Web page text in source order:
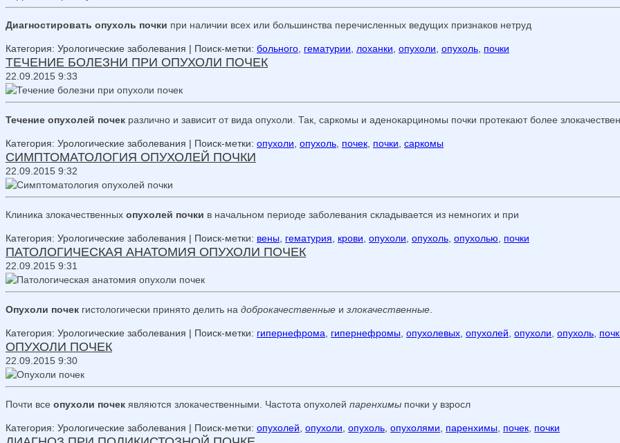
Диагностировать опухоль почки при наличии всех или большинства перечисленных ведущих признаков нетруд
Категория: Урологические заболевания | Поиск-метки: больного гематурии лоханки опухоли опухоль почки
ТЕЧЕНИЕ БОЛЕЗНИ ПРИ ОПУХОЛИ ПОЧЕК
22.09.2015 9:33
Течение опухолей почек различно и зависит от вида опухоли. Так, саркомы и аденокарциномы почки протекают более
Категория: Урологические заболевания | Поиск-метки: опухоли опухоль почек почки саркомы
СИМПТОМАТОЛОГИЯ ОПУХОЛЕЙ ПОЧКИ
22.09.2015 9:32
Клиника злокачественных опухолей почки в начальном периоде заболевания складывается из немногих и при
Категория: Урологические заболевания | Поиск-метки: вены гематурия крови опухоли опухоль опухолью почки
ПАТОЛОГИЧЕСКАЯ АНАТОМИЯ ОПУХОЛИ ПОЧЕК
22.09.2015 9:31
Опухоли почек гистологически принято делить на доброкачественные и злокачественные
Категория: Урологические заболевания | Поиск-метки: гипернефрома гипернефромы опухолевых опухолей опухоли опухоль
ОПУХОЛИ ПОЧЕК
22.09.2015 9:30
Почти все опухоли почек являются злокачественными. Частота опухолей паренхимы почки у взросл
Категория: Урологические заболевания | Поиск-метки: опухолей опухоли опухоль опухолями паренхимы почек почки